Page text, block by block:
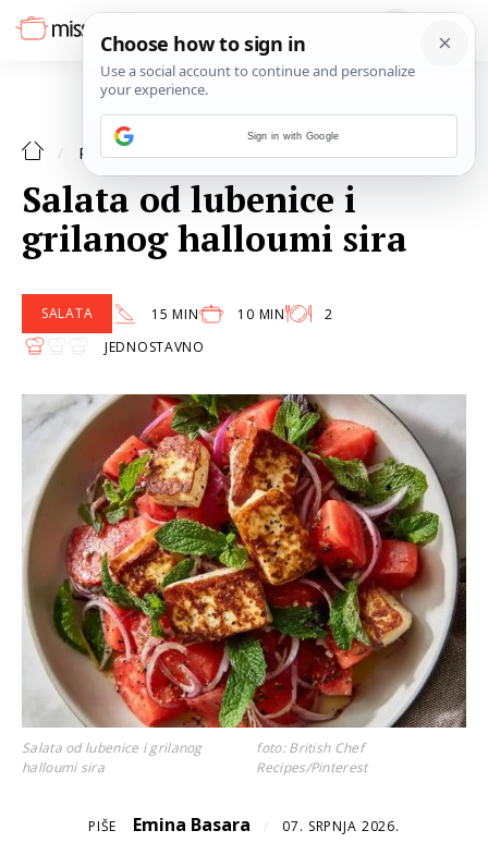
RECEPTI SALATA
Salata od lubenice i
grilanog halloumi sira
SALATA 15 MIN 10 MIN
2
JEDNOSTAVNO
Salata od lubenice i grilanog
halloumi sira
foto: British Chef
Recipes/Pinterest
PIŠE Emina Basara / 07. SRPNJA 2026.
Sign in with Google